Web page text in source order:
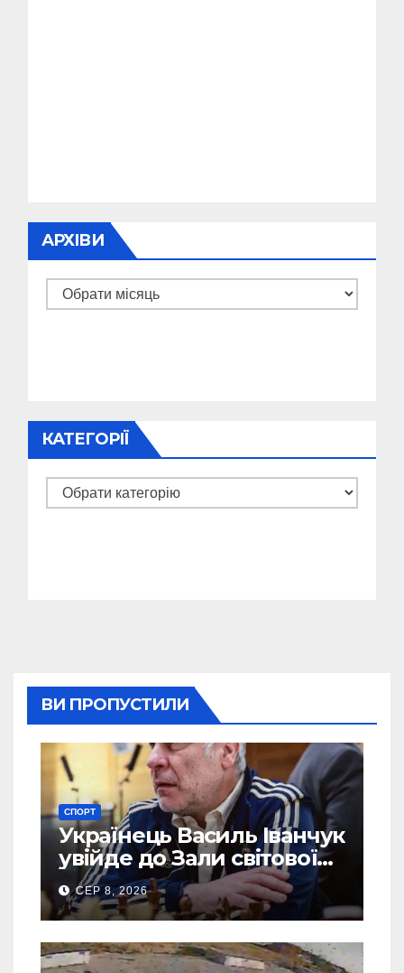
АРХІВИ
Архіви
КАТЕГОРІЇ
Категорії
ВИ ПРОПУСТИЛИ
СПОРТ
Українець Василь Іванчук
увійде до Зали світової
шахової слави
СЕР 8, 2026